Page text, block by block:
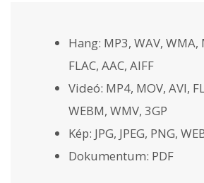
Hang: MP3, WAV, WMA,
FLAC, AAC, AIFF
Videó: MP4, MOV, AVI,
WEBM, WMV, 3GP
Kép: JPG, JPEG, PNG,
Dokumentum: PDF